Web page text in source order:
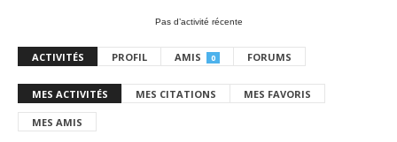
Pas d’activité récente
ACTIVITÉS PROFIL AMIS 0 FORUMS
MES ACTIVITÉS MES CITATIONS MES FAVORIS
MES AMIS